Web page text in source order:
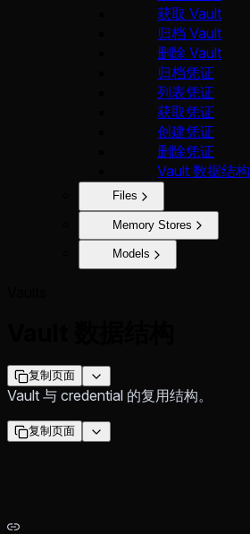
获取 Vault
归档 Vault
删除 Vault
归档凭证
列表凭证
获取凭证
创建凭证
删除凭证
Vault 数据结构
Files
Memory Stores
Models
复制页面
Vault 与 credential 的复用结构。
复制页面